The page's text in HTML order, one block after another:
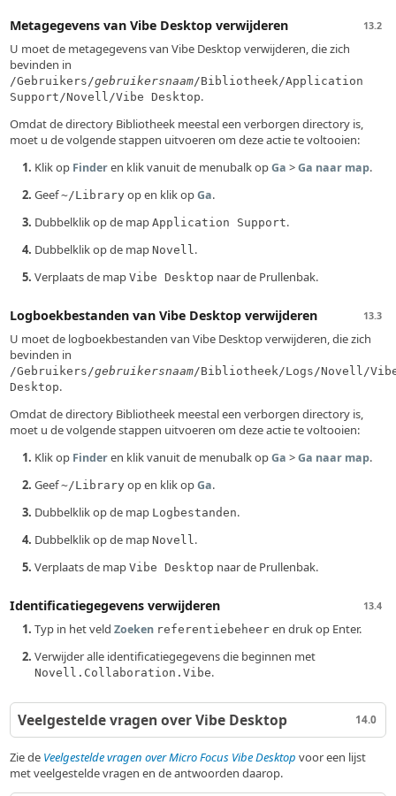
13.2
Metagegevens van Vibe Desktop verwijderen
U moet de metagegevens van Vibe Desktop verwijderen, die zich
bevinden in
/Gebruikers/gebruikersnaam/Bibliotheek/Application
Support/Novell/Vibe Desktop.
Omdat de directory Bibliotheek meestal een verborgen directory is,
moet u de volgende stappen uitvoeren om deze actie te voltooien:
Klik op Finderen klik vanuit de menubalk opGa >Ga naar map.
Geef~/Library op en klik opGa.
Dubbelklik op de mapApplication Support.
Dubbelklik op de mapNovell.
Verplaats de mapVibe Desktop naar de Prullenbak.
13.3
Logboekbestanden van Vibe Desktop verwijderen
U moet de logboekbestanden van Vibe Desktop verwijderen, die zich
bevinden in
/Gebruikers/gebruikersnaam/Bibliotheek/Logs/Novell/
Desktop.
Omdat de directory Bibliotheek meestal een verborgen directory is,
moet u de volgende stappen uitvoeren om deze actie te voltooien:
Klik op Finderen klik vanuit de menubalk opGa >Ga naar map.
Geef~/Library op en klik opGa.
Dubbelklik op de map Logbestanden.
Dubbelklik op de mapNovell.
Verplaats de mapVibe Desktop naar de Prullenbak.
13.4
Identificatiegegevens verwijderen
Typ in het veldZoeken referentiebeheer en druk op Enter.
Verwijder alle identificatiegegevens die beginnen met
Novell.Collaboration.Vibe.
14.0
Veelgestelde vragen over Vibe Desktop
Zie de Veelgestelde vragen over Micro Focus Vibe Desktop voor een lijst
met veelgestelde vragen en de antwoorden daarop.